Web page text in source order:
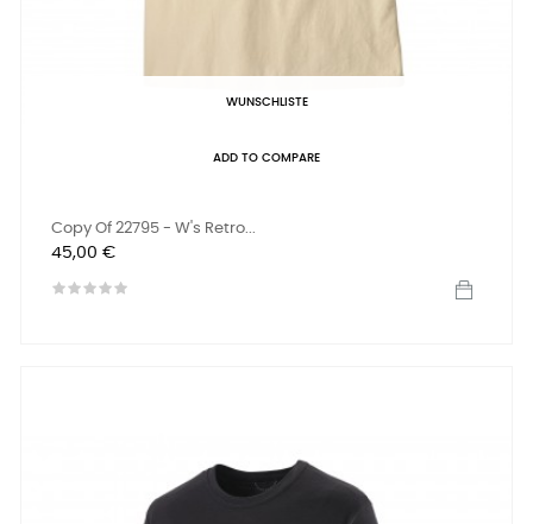
WUNSCHLISTE
ADD TO COMPARE
Copy Of 22795 - W's Retro...
Preis
45,00 €